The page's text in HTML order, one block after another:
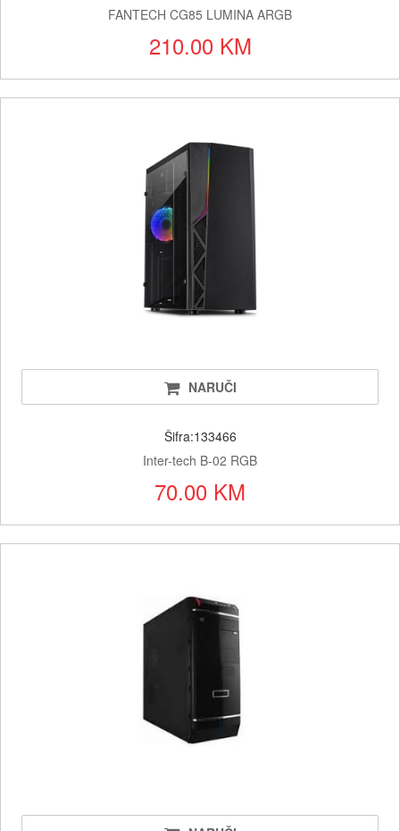
FANTECH CG85 LUMINA ARGB
210.00 KM
NARUČI
Šifra:133466
Inter-tech B-02 RGB
70.00 KM